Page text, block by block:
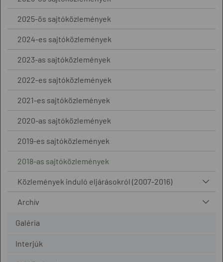
2025-ös sajtóközlemények
2024-es sajtóközlemények
2023-as sajtóközlemények
2022-es sajtóközlemények
2021-es sajtóközlemények
2020-as sajtóközlemények
2019-es sajtóközlemények
2018-as sajtóközlemények
Közlemények induló eljárásokról (2007-2016)
Archív
Galéria
Interjúk